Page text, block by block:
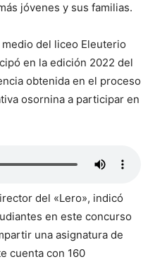
jóvenes y sus familias.
del liceo Eleuterio
en la edición 2022 del
obtenida en el proceso
osornina a participar en
del «Lero», indicó
en este concurso
una asignatura de
cuenta con 160